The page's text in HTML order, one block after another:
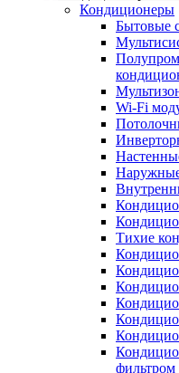
Кондиционеры
Бытовые
Wi-Fi
Тихие
фильтром